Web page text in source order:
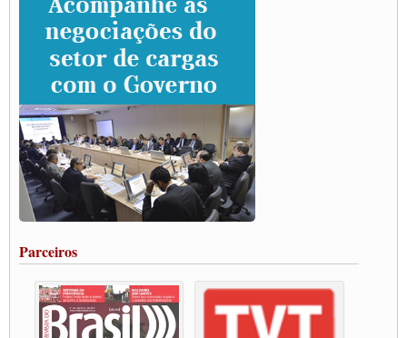
CNTTL e lideranças de caminhoneiros participam de debate sobre saúde nas
rodovias
Paulinho e Litti debatem política global para transporte rodoviário de cargas na
SUTCRA no Uruguai
Grande Conquista da Categoria transporte de Cargas e Caminhoneiros Autonomos
ENCONTRO INTERNACIONAL EM APOIO A CLASSE TRABALHADORA
DO BRASIL E A ELEIÇÃO 2022
Carta às Brasileiras e aos Brasileiros em Defesa do Estado Democrático de Direito
Paulinho, presidente da CNTTL, faz balanço do 3º Congresso da CNTTL
Caminhoneiros aprovam greve a partir do 1º de novembro
Rodoviários de Feira Santana fazem Assembleia para avaliar proposta de reajuste
salarial
Vacina Já: Lockdown de 24 horas dos trabalhadores em transportes está mantido,
Condutores de Guarulhos farão greve sanitária nesta terça-feira (20)
Paralisação dos Caminhoneiros na #BR285, entrocamento que liga o Mercosul ao
Rio Grande
Parceiros